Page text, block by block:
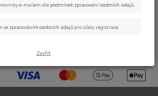
e-mailem dle podmínek zpracování osobních údajů.
se zpracováním osobních údajů pro účely registrace.
Zavřít